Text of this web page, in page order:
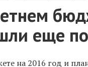
еще
на 2016 год и